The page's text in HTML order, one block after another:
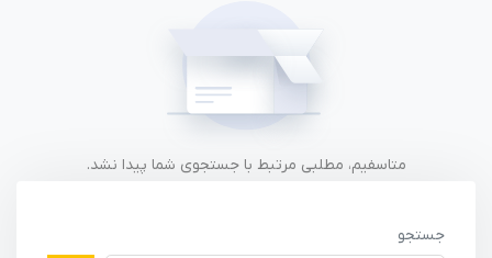
متاسفیم، مطلبی مرتبط با جستجوی شما پیدا نشد.
جستجو